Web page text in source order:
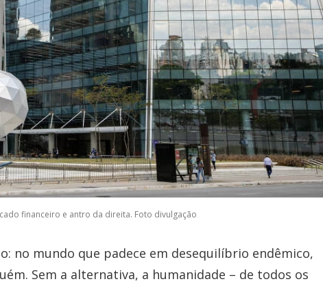
financeiro e antro da direita. Foto divulgação
no mundo que padece em desequilíbrio endêmico,
Sem a alternativa, a humanidade – de todos os